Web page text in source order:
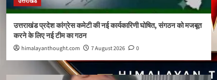
उत्तराखंड प्रदेश कांग्रेस कमेटी की नई कार्यकारिणी घोषित, संगठन को मजबूत
करने के लिए नई टीम का गठन
himalayanthought.com 7 August 2026 0